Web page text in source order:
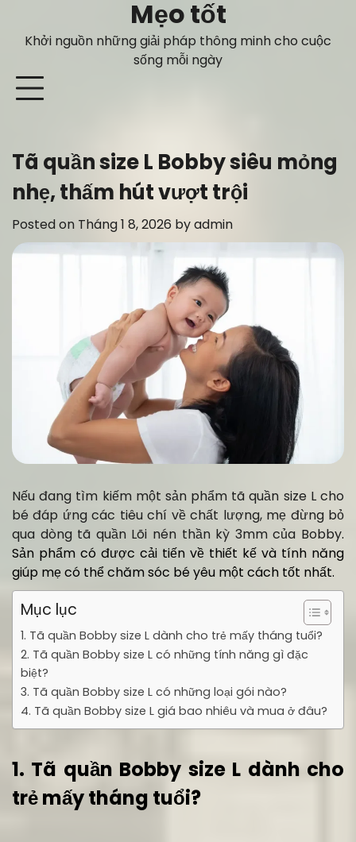
content
Mẹo tốt
Khởi nguồn những giải pháp thông minh cho cuộc
sống mỗi ngày
Tã quần size L Bobby siêu mỏng
nhẹ, thấm hút vượt trội
Posted on Tháng 1 8, 2026 byadmin
Nếu đang tìm kiếm một sản phẩm tã quần size L cho
bé đáp ứng các tiêu chí về chất lượng, mẹ đừng bỏ
qua dòng tã quần Lõi nén thần kỳ 3mm của Bobby.
Sản phẩm có được cải tiến về thiết kế và tính năng
giúp mẹ có thể chăm sóc bé yêu một cách tốt nhất.
Mục lục
1. Tã quần Bobby size L dành cho trẻ mấy tháng tuổi?
2. Tã quần Bobby size L có những tính năng gì đặc
biệt?
3. Tã quần Bobby size L có những loại gói nào?
4. Tã quần Bobby size L giá bao nhiêu và mua ở đâu?
1. Tã quần Bobby size L dành cho
trẻ mấy tháng tuổi?